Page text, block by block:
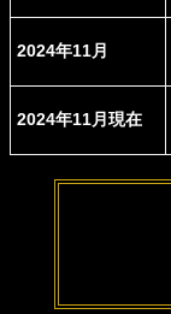
2024年11月
2024年11月現在